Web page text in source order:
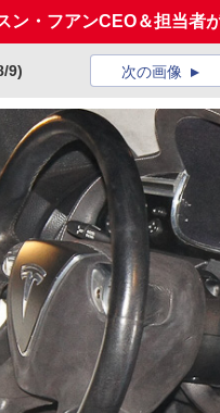
ン・フアンCEO＆担当者
9) 次の画像